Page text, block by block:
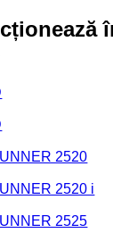
2520
2520 i
2525